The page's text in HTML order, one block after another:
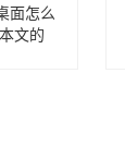
面怎么
文的